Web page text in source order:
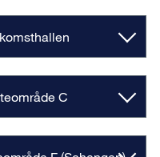
C